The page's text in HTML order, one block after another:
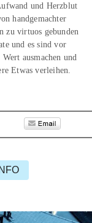
und Herzblut
handgemachter
zu virtuos gebunden
und es sind vor
ausmachen und
Etwas verleihen.